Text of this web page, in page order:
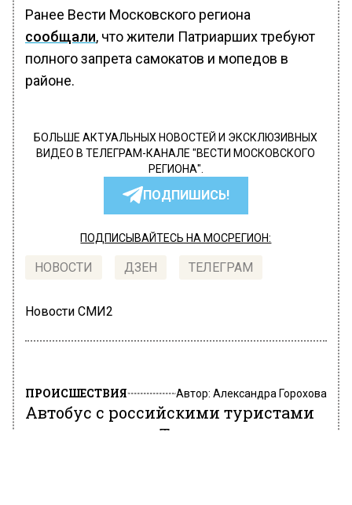
Ранее Вести Московского региона
сообщали, что жители Патриарших требуют
полного запрета самокатов и мопедов в
районе.
БОЛЬШЕ АКТУАЛЬНЫХ НОВОСТЕЙ И ЭКСКЛЮЗИВНЫХ
ВИДЕО В ТЕЛЕГРАМ-КАНАЛЕ "ВЕСТИ МОСКОВСКОГО
РЕГИОНА".
ПОДПИШИСЬ!
ПОДПИСЫВАЙТЕСЬ НА МОСРЕГИОН:
НОВОСТИ ДЗЕН ТЕЛЕГРАМ
Новости СМИ2
ПРОИСШЕСТВИЯ Автор: Александра Горохова
Автобус с российскими туристами
перевернулся в Турции